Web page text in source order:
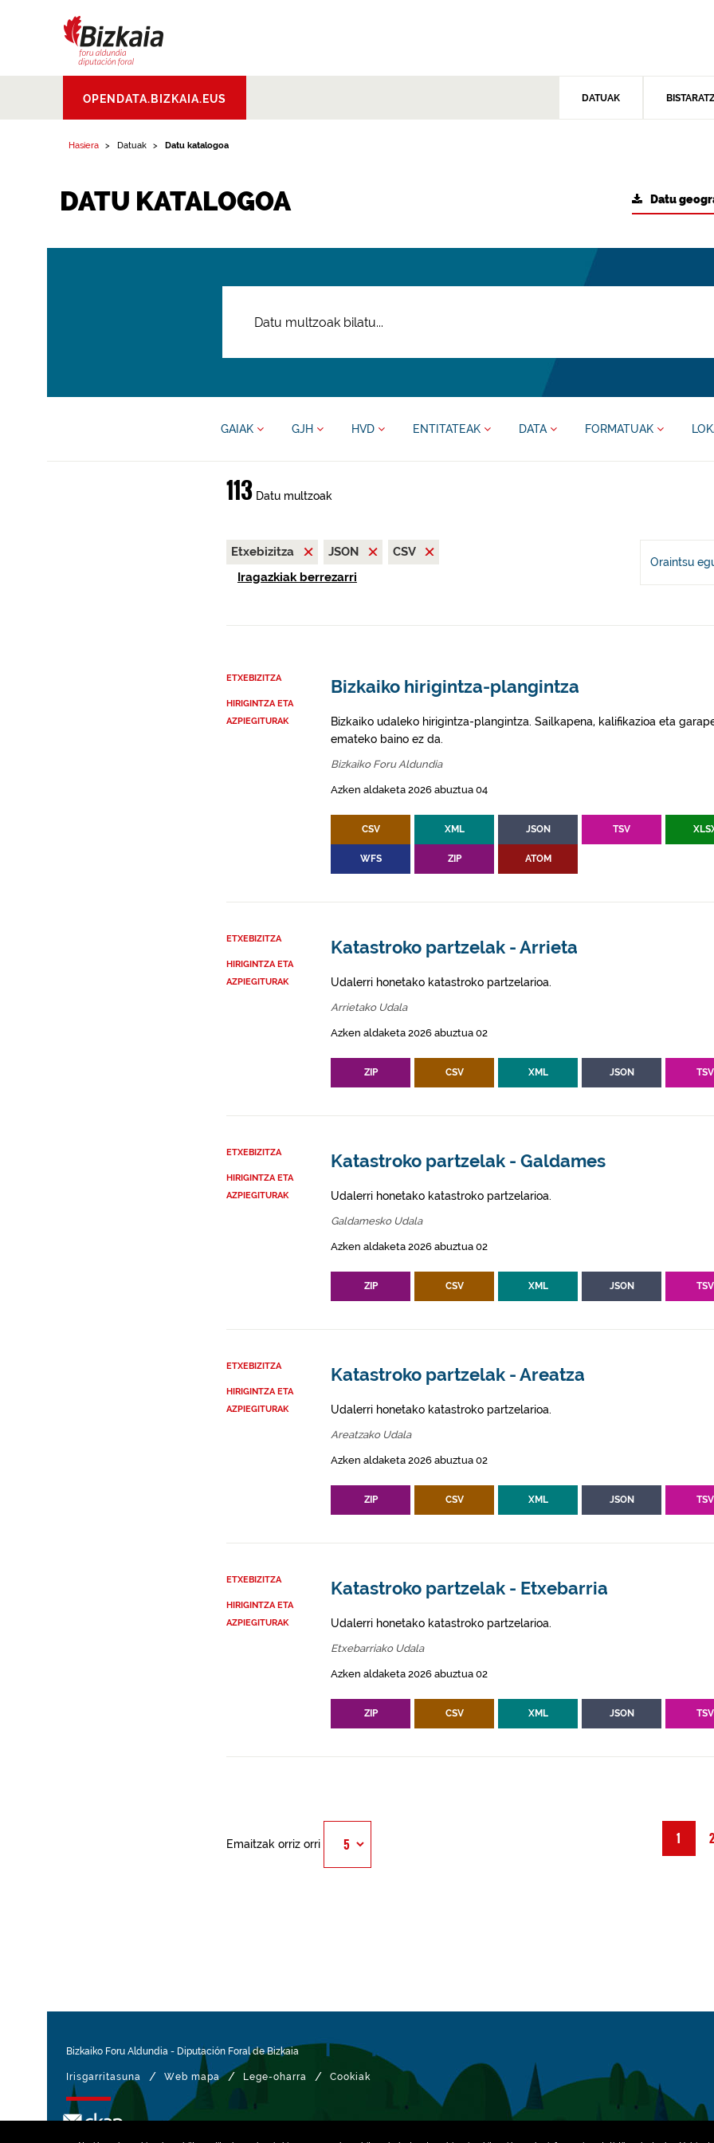
Aldundia.Diputacion
Foral de Bizkaia
OPENDATA.BIZKAIA.EUS DATUAK
Hasiera Datuak Datu katalogoa
DATU KATALOGOA Datu
GAIAK GJH HVD ENTITATEAK DATA FORMATUAK
113Datu multzoak
Etxebizitza JSON
CSV
Iragazkiak berrezarri
Oraintsu
ETXEBIZITZA
HIRIGINTZA ETA
AZPIEGITURAK
Bizkaiko hirigintza-plangintza
Bizkaiko udaleko hirigintza-plangintza. Sailkapena, kalifikazioa eta
emateko baino ez da.
Bizkaiko Foru Aldundia
Azken aldaketa 2026 abuztua 04
CSV XML JSON TSV
WFS ZIP ATOM
ETXEBIZITZA
HIRIGINTZA ETA
AZPIEGITURAK
Katastroko partzelak - Arrieta
Udalerri honetako katastroko partzelarioa.
Arrietako Udala
Azken aldaketa 2026 abuztua 02
ZIP CSV XML JSON TSV
ETXEBIZITZA
HIRIGINTZA ETA
AZPIEGITURAK
Katastroko partzelak - Galdames
Udalerri honetako katastroko partzelarioa.
Galdamesko Udala
Azken aldaketa 2026 abuztua 02
ZIP CSV XML JSON TSV
ETXEBIZITZA
HIRIGINTZA ETA
AZPIEGITURAK
Katastroko partzelak - Areatza
Udalerri honetako katastroko partzelarioa.
Areatzako Udala
Azken aldaketa 2026 abuztua 02
ZIP CSV XML JSON TSV
ETXEBIZITZA
HIRIGINTZA ETA
AZPIEGITURAK
Katastroko partzelak - Etxebarria
Udalerri honetako katastroko partzelarioa.
Etxebarriako Udala
Azken aldaketa 2026 abuztua 02
ZIP CSV XML JSON TSV
1 2
Emaitzak orriz orri
Bizkaiko Foru Aldundia - Diputación Foral de Bizkaia
Irisgarritasuna / Web mapa / Lege-oharra / Cookiak